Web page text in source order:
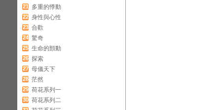
21 多重的悸動
22 身性與心性
23 合歡
24 驚奇
25 生命的顫動
26 探索
27 母儀天下
28 茫然
29 荷花系列一
30 荷花系列二